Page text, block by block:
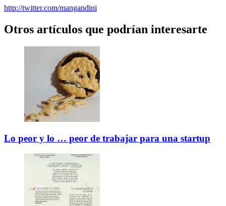
http://twitter.com/mangandini
Otros artículos que podrían interesarte
Lo peor y lo … peor de trabajar para una startup